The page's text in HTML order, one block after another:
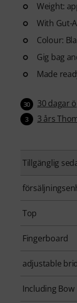
Weight:
With Gut-
Colour:
Gig bag
Made
30 30 dagar
3 3 års
Tillgänglig
Top
Fingerboard
adjustable
Including Bow